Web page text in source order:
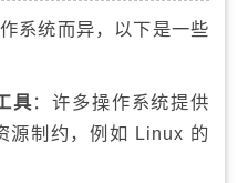
系统而异，以下是一些
具：许多操作系统提供
源制约，例如 Linux 的